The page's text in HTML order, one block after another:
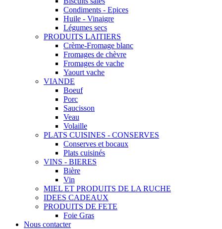
Condiments - Epices
Huile - Vinaigre
Légumes secs
PRODUITS LAITIERS
Crème-Fromage blanc
Fromages de chèvre
Fromages de vache
Yaourt vache
VIANDE
Boeuf
Porc
Saucisson
Veau
Volaille
PLATS CUISINES - CONSERVES
Conserves et bocaux
Plats cuisinés
VINS - BIERES
Bière
Vin
MIEL ET PRODUITS DE LA RUCHE
IDEES CADEAUX
PRODUITS DE FETE
Foie Gras
Nous contacter